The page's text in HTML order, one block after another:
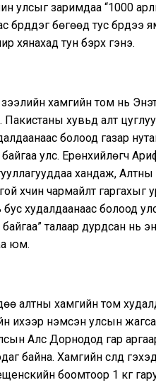
улсыг заримдаа “1000
бүрддэг бөгөөд тус бүрдээ
хянахад тун бэрх гэнэ.
хамгийн том нь
хувьд алт
болоод газар
улс. Ерөнхийлөгч
хандаж,
хүчин чармайлт гаргахыг
бус худалдаанаас болоод
талаар дурдсан нь
юм.
алтны хамгийн том
ихээр нэмсэн улсын
Алс Дорнодод гар
байна. Хамгийн сүүлд
боомтоор 1 кг